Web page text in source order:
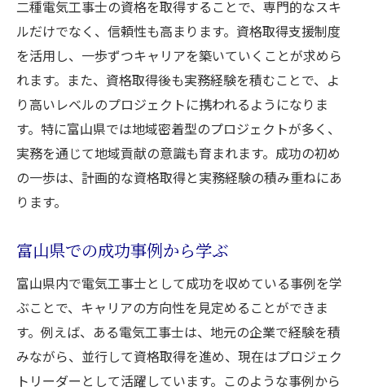
二種電気工事士の資格を取得することで、専門的なスキ
ルだけでなく、信頼性も高まります。資格取得支援制度
を活用し、一歩ずつキャリアを築いていくことが求めら
れます。また、資格取得後も実務経験を積むことで、よ
り高いレベルのプロジェクトに携われるようになりま
す。特に富山県では地域密着型のプロジェクトが多く、
実務を通じて地域貢献の意識も育まれます。成功の初め
の一歩は、計画的な資格取得と実務経験の積み重ねにあ
ります。
富山県での成功事例から学ぶ
富山県内で電気工事士として成功を収めている事例を学
ぶことで、キャリアの方向性を見定めることができま
す。例えば、ある電気工事士は、地元の企業で経験を積
みながら、並行して資格取得を進め、現在はプロジェク
トリーダーとして活躍しています。このような事例から